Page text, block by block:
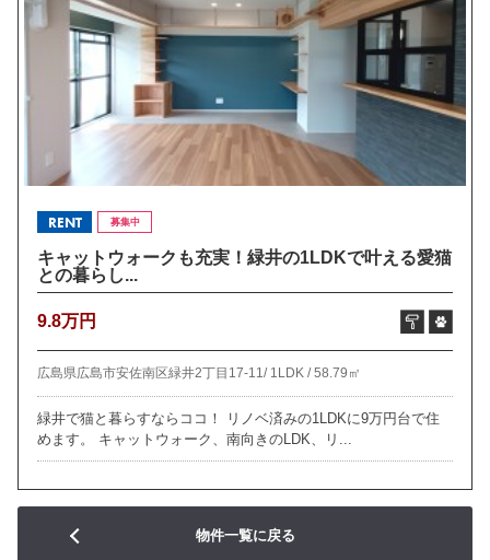
RENT 募集中
キャットウォークも充実！緑井の1LDKで叶える愛猫
との暮らし...
9.8万円
広島県広島市安佐南区緑井2丁目17-11/ 1LDK /58.79㎡
緑井で猫と暮らすならココ！ リノベ済みの1LDKに9万円台で住
めます。 キャットウォーク、南向きのLDK、リ...
物件一覧に戻る